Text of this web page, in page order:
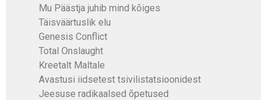
Mu Päästja juhib mind kõiges
Täisväärtuslik elu
Genesis Conflict
Total Onslaught
Kreetalt Maltale
Avastusi iidsetest tsivilistatsioonidest
Jeesuse radikaalsed õpetused